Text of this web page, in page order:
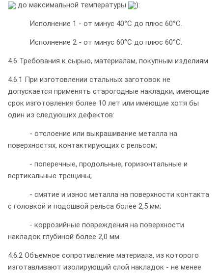
до максимальной температуры
):
Исполнение 1 - от минус 40°С до плюс 60°С.
Исполнение 2 - от минус 60°С до плюс 60°С.
4.6 Требования к сырью, материалам, покупным изделиям
4.6.1 При изготовлении стальных заготовок не
допускается применять старогодные накладки, имеющие
срок изготовления более 10 лет или имеющие хотя бы
один из следующих дефектов:
- отслоение или выкрашивание металла на
поверхностях, контактирующих с рельсом;
- поперечные, продольные, горизонтальные и
вертикальные трещины;
- смятие и износ металла на поверхности контакта
с головкой и подошвой рельса более 2,5 мм;
- коррозийные повреждения на поверхности
накладок глубиной более 2,0 мм.
4.6.2 Объемное сопротивление материала, из которого
изготавливают изолирующий слой накладок - не менее